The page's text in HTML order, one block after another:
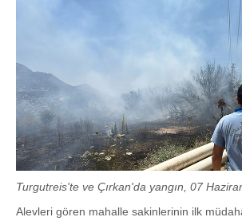
Turgutreis'te ve Çırkan'da yangın, 07
Alevleri gören mahalle sakinlerinin ilk